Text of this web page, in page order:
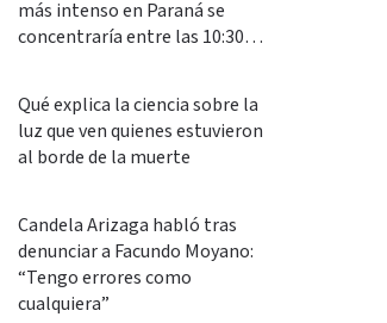
más intenso en Paraná se
concentraría entre las 10:30 y
Qué explica la ciencia sobre la
luz que ven quienes estuvieron
al borde de la muerte
Candela Arizaga habló tras
denunciar a Facundo Moyano:
“Tengo errores como
cualquiera”